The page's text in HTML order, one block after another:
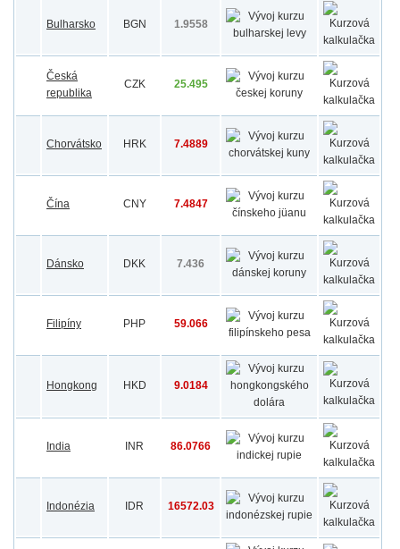
Bulharsko BGN 1.9558
Česká
republika
CZK 25.495
Chorvátsko HRK 7.4889
Čína CNY 7.4847
Dánsko DKK 7.436
Filipíny PHP 59.066
Hongkong HKD 9.0184
India INR 86.0766
Indonézia IDR 16572.03